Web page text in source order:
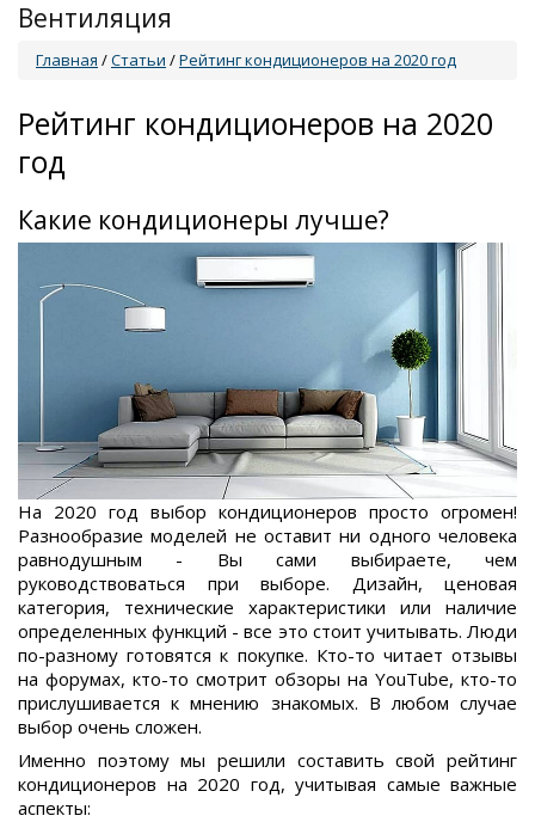
Вентиляция
Главная /Статьи /Рейтинг кондиционеров на 2020 год
Рейтинг кондиционеров на 2020
год
Какие кондиционеры лучше?
На 2020 год выбор кондиционеров просто огромен!
Разнообразие моделей не оставит ни одного человека
равнодушным - Вы сами выбираете, чем
руководствоваться при выборе. Дизайн, ценовая
категория, технические характеристики или наличие
определенных функций - все это стоит учитывать. Люди
по-разному готовятся к покупке. Кто-то читает отзывы
на форумах, кто-то смотрит обзоры на YouTube, кто-то
прислушивается к мнению знакомых. В любом случае
выбор очень сложен.
Именно поэтому мы решили составить свой рейтинг
кондиционеров на 2020 год, учитывая самые важные
аспекты: